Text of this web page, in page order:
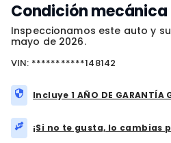
Condición mecánica
Inspeccionamos este auto y
mayo de 2026.
VIN: ***********148142
Incluye 1 AÑO DE GARANTÍA
¡Si no te gusta, lo cambias